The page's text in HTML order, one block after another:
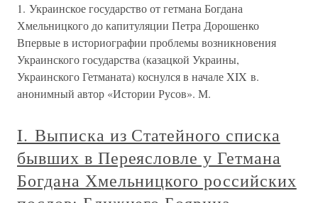
1. Украинское государство от гетмана Богдана
Хмельницкого до капитуляции Петра Дорошенко
Впервые в историографии проблемы возникновения
Украинского государства (казацкой Украины,
Украинского Гетманата) коснулся в начале XIX в.
анонимный автор «Истории Русов». М.
I. Выписка из Статейного списка
бывших в Переясловле у Гетмана
Богдана Хмельницкого российских